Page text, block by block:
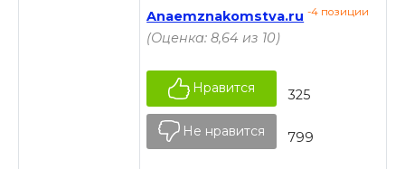
Anaemznakomstva.ru -4 позиции
(Оценка: 8,64 из 10)
Нравится 325
Не нравится 799